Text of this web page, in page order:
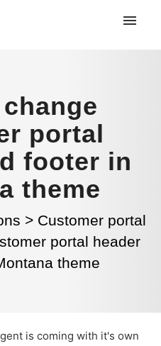
portal
footer in
theme
> Customer portal
portal header
theme
is coming with it's own